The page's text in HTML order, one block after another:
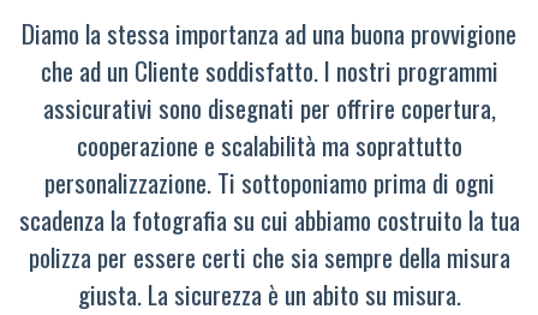
Diamo la stessa importanza ad una buona provvigione
che ad un Cliente soddisfatto. I nostri programmi
assicurativi sono disegnati per offrire copertura,
cooperazione e scalabilità ma soprattutto
personalizzazione. Ti sottoponiamo prima di ogni
scadenza la fotografia su cui abbiamo costruito la tua
polizza per essere certi che sia sempre della misura
giusta. La sicurezza è un abito su misura.